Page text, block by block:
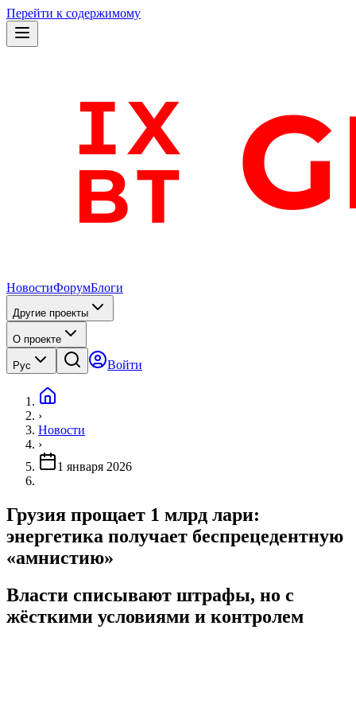
Перейти к содержимому
НовостиФорумБлоги
Другие проекты
О проекте
Рус Войти
›
Новости
›
1 января 2026
Грузия прощает 1 млрд лари:
энергетика получает беспрецедентную
«амнистию»
Власти списывают штрафы, но с
жёсткими условиями и контролем